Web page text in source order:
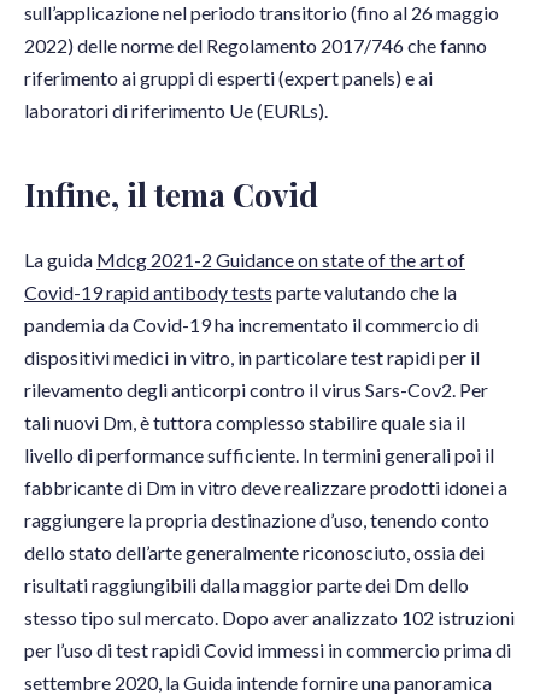
sull’applicazione nel periodo transitorio (fino al 26 maggio
2022) delle norme del Regolamento 2017/746 che fanno
riferimento ai gruppi di esperti (expert panels) e ai
laboratori di riferimento Ue (EURLs).
Infine, il tema Covid
La guida Mdcg 2021-2 Guidance on state of the art of
Covid-19 rapid antibody tests parte valutando che la
pandemia da Covid-19 ha incrementato il commercio di
dispositivi medici in vitro, in particolare test rapidi per il
rilevamento degli anticorpi contro il virus Sars-Cov2. Per
tali nuovi Dm, è tuttora complesso stabilire quale sia il
livello di performance sufficiente. In termini generali poi il
fabbricante di Dm in vitro deve realizzare prodotti idonei a
raggiungere la propria destinazione d’uso, tenendo conto
dello stato dell’arte generalmente riconosciuto, ossia dei
risultati raggiungibili dalla maggior parte dei Dm dello
stesso tipo sul mercato. Dopo aver analizzato 102 istruzioni
per l’uso di test rapidi Covid immessi in commercio prima di
settembre 2020, la Guida intende fornire una panoramica